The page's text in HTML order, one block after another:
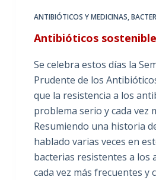
ANTIBIÓTICOS Y MEDICINAS,
Antibióticos
Se celebra estos días la
Prudente de los
que la resistencia a los
problema serio y cada vez
Resumiendo una historia
hablado varias veces en
bacterias resistentes a los
cada vez más frecuentes y